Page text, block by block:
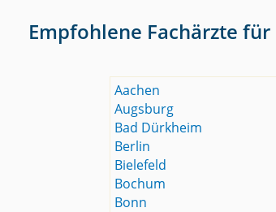
Empfohlene Fachärzte
Aachen
Augsburg
Bad Dürkheim
Berlin
Bielefeld
Bochum
Bonn